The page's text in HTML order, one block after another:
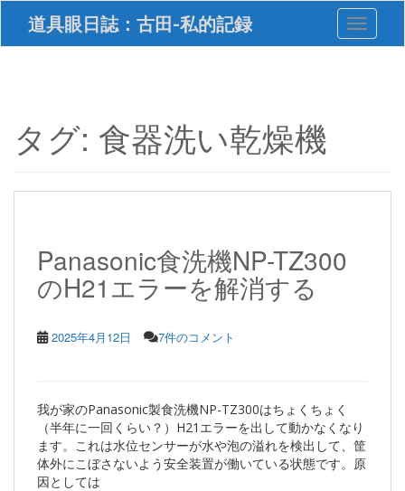
i
道具眼日誌：古田-私的記録 Toggle
タグ: 食器洗い乾燥機
Panasonic食洗機NP-TZ300
のH21エラーを解消する
2025年4月12日 7件のコメント
我が家のPanasonic製食洗機NP-TZ300はちょくちょく
（半年に一回くらい？）H21エラーを出して動かなくなり
ます。これは水位センサーが水や泡の溢れを検出して、筐
体外にこぼさないよう安全装置が働いている状態です。原
因としては